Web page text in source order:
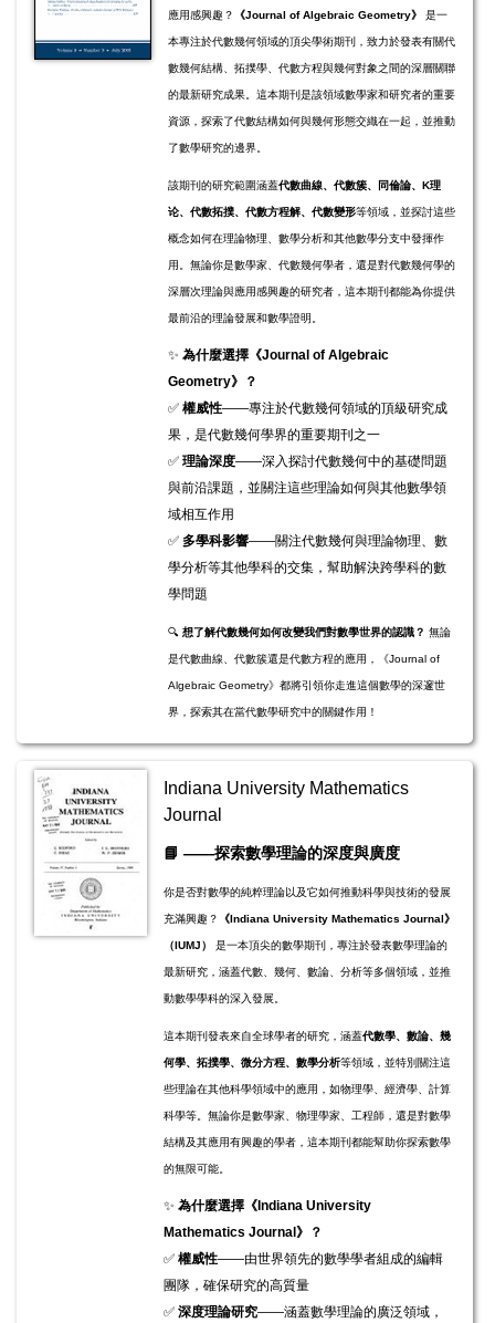
應用感興趣？ 《Journal of Algebraic Geometry》 是一
本專注於代數幾何領域的頂尖學術期刊，致力於發表有關代
數幾何結構、拓撲學、代數方程與幾何對象之間的深層關聯
的最新研究成果。這本期刊是該領域數學家和研究者的重要
資源，探索了代數結構如何與幾何形態交織在一起，並推動
了數學研究的邊界。
該期刊的研究範圍涵蓋代數曲線、代數簇、同倫論、K理
论、代數拓撲、代數方程解、代數變形等領域，並探討這些
概念如何在理論物理、數學分析和其他數學分支中發揮作
用。無論你是數學家、代數幾何學者，還是對代數幾何學的
深層次理論與應用感興趣的研究者，這本期刊都能為你提供
最前沿的理論發展和數學證明。
✨ 為什麼選擇《Journal of Algebraic
Geometry》？
✅ 權威性——專注於代數幾何領域的頂級研究成
果，是代數幾何學界的重要期刊之一
✅ 理論深度——深入探討代數幾何中的基礎問題
與前沿課題，並關注這些理論如何與其他數學領
域相互作用
✅ 多學科影響——關注代數幾何與理論物理、數
學分析等其他學科的交集，幫助解決跨學科的數
學問題
🔍 想了解代數幾何如何改變我們對數學世界的認識？ 無論
是代數曲線、代數簇還是代數方程的應用，《Journal of
Algebraic Geometry》都將引領你走進這個數學的深邃世
界，探索其在當代數學研究中的關鍵作用！
Indiana University Mathematics
Journal
📘 ——探索數學理論的深度與廣度
你是否對數學的純粹理論以及它如何推動科學與技術的發展
充滿興趣？ 《Indiana University Mathematics Journal》
（IUMJ） 是一本頂尖的數學期刊，專注於發表數學理論的
最新研究，涵蓋代數、幾何、數論、分析等多個領域，並推
動數學學科的深入發展。
這本期刊發表來自全球學者的研究，涵蓋代數學、數論、幾
何學、拓撲學、微分方程、數學分析等領域，並特別關注這
些理論在其他科學領域中的應用，如物理學、經濟學、計算
科學等。無論你是數學家、物理學家、工程師，還是對數學
結構及其應用有興趣的學者，這本期刊都能幫助你探索數學
的無限可能。
✨ 為什麼選擇《Indiana University
Mathematics Journal》？
✅ 權威性——由世界領先的數學學者組成的編輯
團隊，確保研究的高質量
✅ 深度理論研究——涵蓋數學理論的廣泛領域，